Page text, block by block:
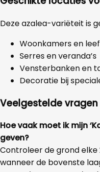
Deze azalea-variëteit is
Woonkamers en
Serres en veranda’s
Vensterbanken en
Decoratie bij
Veelgestelde
Hoe vaak moet ik mijn
geven?
Controleer de grond
wanneer de bovenste